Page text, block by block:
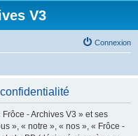
V3
Connexion
- Archives V3 » et ses
», « notre », « nos », « Frôce -